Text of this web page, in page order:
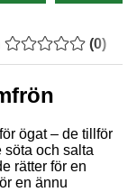
(0)
ögat – de tillför
söta och salta
rätter för en
en ännu